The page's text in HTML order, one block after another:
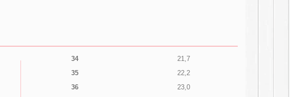
34
21,7
35
22,2
36
23,0